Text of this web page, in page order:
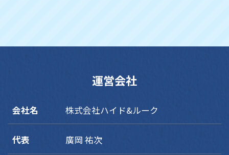
運営会社
会社名 株式会社ハイド&ルーク
代表 廣岡 祐次